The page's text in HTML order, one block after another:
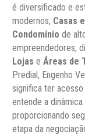
é diversificado e
modernos, Casas
Condomínio de
empreendedores,
Lojas eÁreas de
Predial, Engenho
significa ter
entende a
proporcionando
etapa da